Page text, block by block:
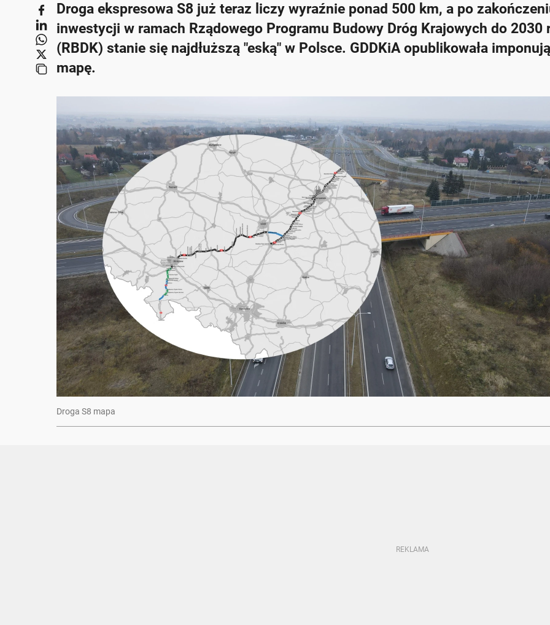
Droga ekspresowa S8 już teraz liczy wyraźnie ponad 500 km, a po
inwestycji w ramach Rządowego Programu Budowy Dróg Krajowych do 2030
(RBDK) stanie się najdłuższą "eską" w Polsce. GDDKiA opublikowała
mapę.
Droga S8 mapa